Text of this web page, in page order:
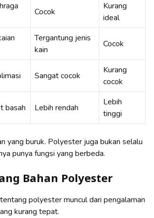
Cocok
Kurang
ideal
Tergantung jenis
kain
Cocok
Sangat cocok
Kurang
cocok
basah Lebih rendah
Lebih
tinggi
yang buruk. Polyester juga bukan selalu
punya fungsi yang berbeda.
Bahan Polyester
polyester muncul dari pengalaman
kurang tepat.